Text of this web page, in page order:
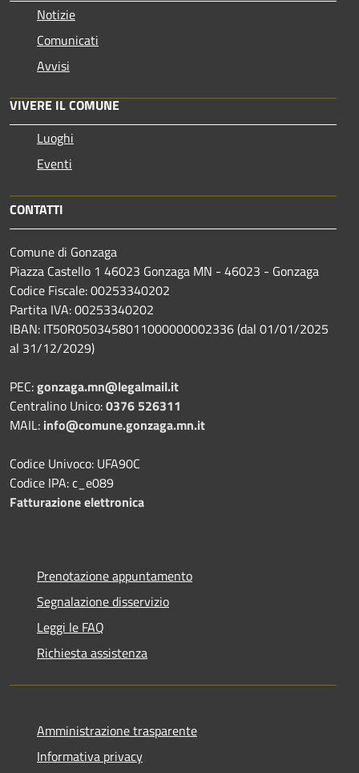
Notizie
Comunicati
Avvisi
VIVERE IL COMUNE
Luoghi
Eventi
CONTATTI
Comune di Gonzaga
Piazza Castello 1 46023 Gonzaga MN - 46023 - Gonzaga
Codice Fiscale: 00253340202
Partita IVA: 00253340202
IBAN: IT50R0503458011000000002336 (dal 01/01/2025
al 31/12/2029)
PEC:gonzaga.mn@legalmail.it
Centralino Unico:0376 526311
MAIL: info@comune.gonzaga.mn.it
Codice Univoco: UFA90C
Codice IPA: c_e089
Fatturazione elettronica
Prenotazione appuntamento
Segnalazione disservizio
Leggi le FAQ
Richiesta assistenza
Amministrazione trasparente
Informativa privacy